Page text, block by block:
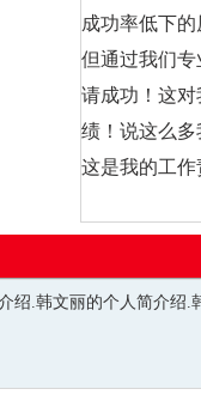
成功率低下
但通过我们
请成功！这
绩！说这么多
这是我的工作
绍.韩文丽的个人简介绍.